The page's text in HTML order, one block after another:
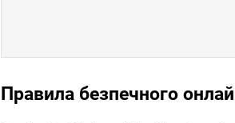
Правила безпечного